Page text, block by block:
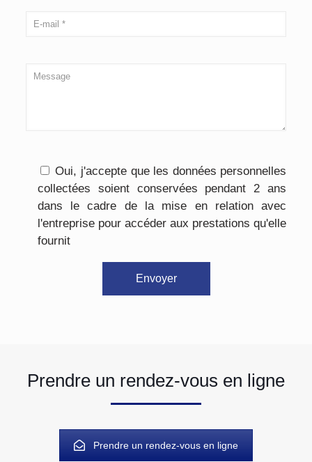
Oui, j'accepte que les données personnelles
collectées soient conservées pendant 2 ans
dans le cadre de la mise en relation avec
l'entreprise pour accéder aux prestations qu'elle
fournit
Prendre un rendez-vous en ligne
Prendre un rendez-vous en ligne